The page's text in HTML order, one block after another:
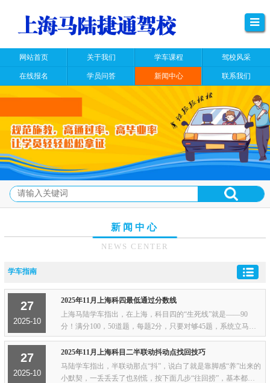
网站首页 关于我们 学车课程 驾校风采
在线报名 学员问答 新闻中心 联系我们
新闻中心
NEWS CENTER
学车指南
27
2025-10
2025年11月上海科四最低通过分数线
上海马陆学车指出，在上海，科目四的“生死线”就是——90
分！满分100，50道题，每题2分，只要对够45题，系统立马蹦
出“考试合格”，你就能拿着成绩单去隔壁房间美滋滋签字领
本；要是错到第6题，电脑直接“交卷”，连...
27
2025-10
2025年11月上海科目二半联动抖动点找回技巧
马陆学车指出，半联动那点“抖”，说白了就是靠脚感“养”出来的
小默契，一丢丢丢了也别慌，按下面几步“往回捞”，基本都能